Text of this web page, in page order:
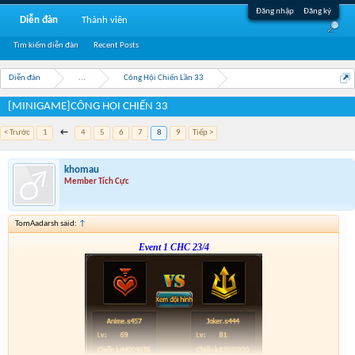
Đăng nhập Đăng ký
Diễn đàn ... Công Hội Chiến Lần 33
[MINIGAME]CÔNG HỘI CHIẾN 33
< Trước 1 ← 4 5 6 7 8 9 Tiếp >
khomau
Member Tích Cực
TomAadarsh said: ↑
Event 1 CHC 23/4
Diễn đàn
Tìm kiếm diễn đàn Recent Posts
Thành viên